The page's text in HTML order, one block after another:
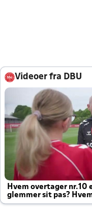
Videoer fra DBU
Hvem overtager nr.10
glemmer sit pas?
altid til efter kampe?